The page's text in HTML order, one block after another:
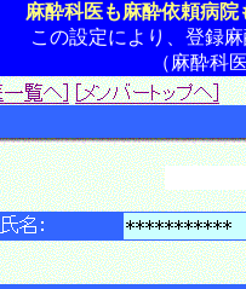
麻酔科医も麻酔依頼病
この設定により、登録麻
（麻酔科